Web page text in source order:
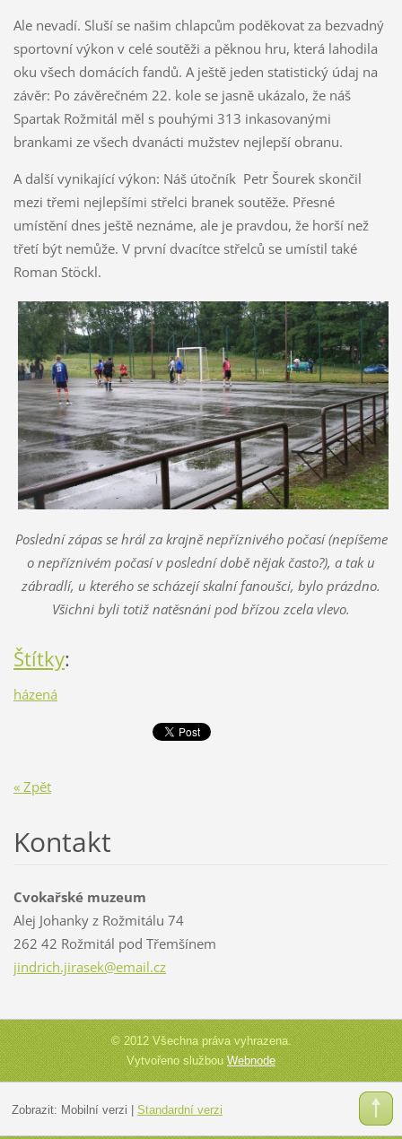
Ale nevadí. Sluší se našim chlapcům poděkovat za bezvadný
sportovní výkon v celé soutěži a pěknou hru, která lahodila
oku všech domácích fandů. A ještě jeden statistický údaj na
závěr: Po závěrečném 22. kole se jasně ukázalo, že náš
Spartak Rožmitál měl s pouhými 313 inkasovanými
brankami ze všech dvanácti mužstev nejlepší obranu.
A další vynikající výkon: Náš útočník Petr Šourek skončil
mezi třemi nejlepšími střelci branek soutěže. Přesné
umístění dnes ještě neznáme, ale je pravdou, že horší než
třetí být nemůže. V první dvacítce střelců se umístil také
Roman Stöckl.
Poslední zápas se hrál za krajně nepříznivého počasí (nepíšeme
o nepříznivém počasí v poslední době nějak často?), a tak u
zábradlí, u kterého se scházejí skalní fanoušci, bylo prázdno.
Všichni byli totiž natěsnáni pod břízou zcela vlevo.
Štítky:
házená
« Zpět
Kontakt
Cvokařské muzeum
Alej Johanky z Rožmitálu 74
262 42 Rožmitál pod Třemšínem
jindrich.jirasek@email.cz
© 2012 Všechna práva vyhrazena.
Vytvořeno službouWebnode
Zobrazit: Mobilní verzi Standardní verzi